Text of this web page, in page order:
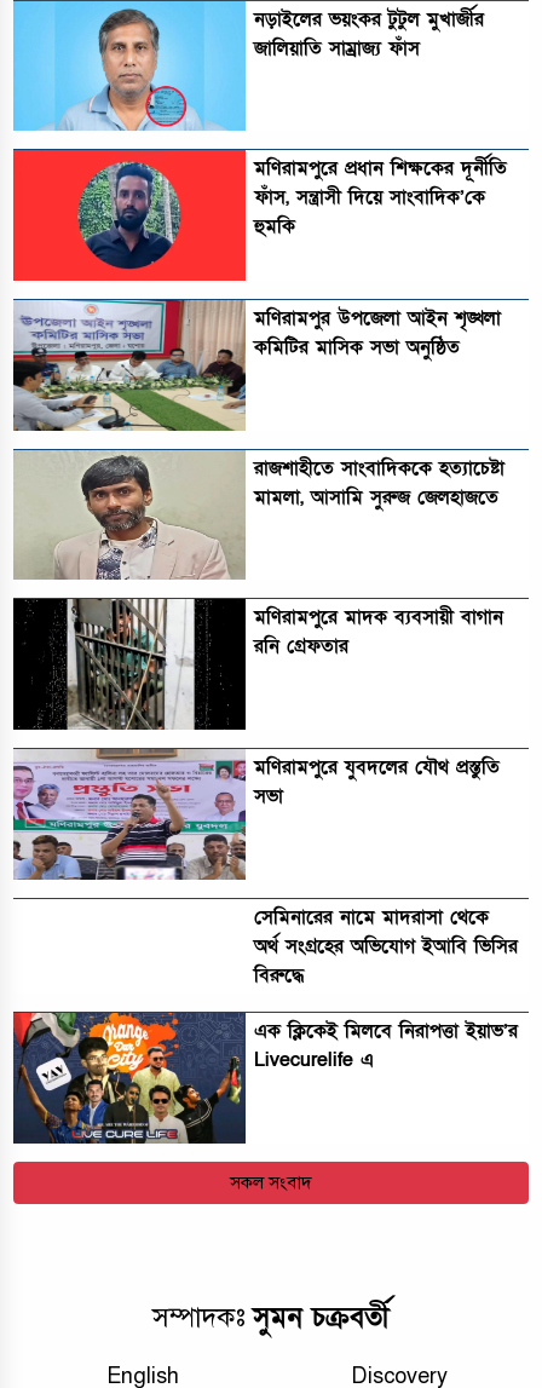
নড়াইলের ভয়ংকর টুটুল মুখার্জীর
জালিয়াতি সাম্রাজ্য ফাঁস
মণিরামপুরে প্রধান শিক্ষকের দূর্নীতি
ফাঁস, সন্ত্রাসী দিয়ে সাংবাদিক’কে
হুমকি
মণিরামপুর উপজেলা আইন শৃঙ্খলা
কমিটির মাসিক সভা অনুষ্ঠিত‎‎
রাজশাহীতে সাংবাদিককে হত্যাচেষ্টা
মামলা, আসামি সুরুজ জেলহাজতে
মণিরামপুরে মাদক ব্যবসায়ী বাগান
রনি গ্রেফতার
মণিরামপুরে যুবদলের যৌথ প্রস্তুতি
সভা
সেমিনারের নামে মাদরাসা থেকে
অর্থ সংগ্রহের অভিযোগ ইআবি ভিসির
বিরুদ্ধে
এক ক্লিকেই মিলবে নিরাপত্তা ইয়াভ’র
Livecurelife এ
সকল সংবাদ
সম্পাদকঃসুমন চক্রবর্তী
English Discovery